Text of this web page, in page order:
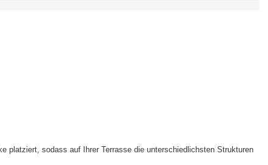
platziert, sodass auf Ihrer Terrasse die unterschiedlichsten Strukturen